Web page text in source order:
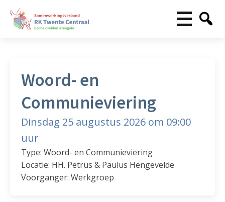
Woord- en
Communieviering
Dinsdag 25 augustus 2026 om 09:00
uur
Type: Woord- en Communieviering
Locatie: HH. Petrus & Paulus Hengevelde
Voorganger: Werkgroep